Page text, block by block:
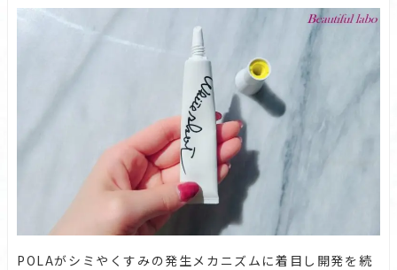
POLAがシミやくすみの発生メカニズムに着目し開発を続